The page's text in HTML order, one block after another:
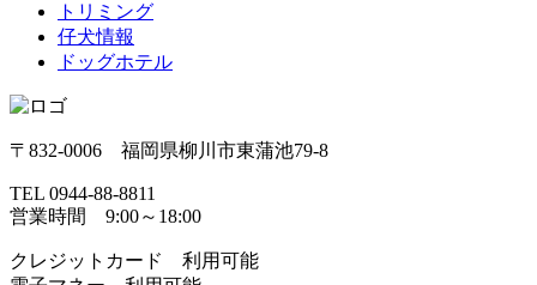
トリミング
仔犬情報
ドッグホテル
〒832-0006 福岡県柳川市東蒲池79-8
TEL 0944-88-8811
営業時間 9:00～18:00
クレジットカード 利用可能